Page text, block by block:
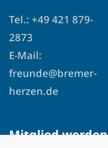
Tel.: +49 421 879-
2873
E-Mail:
freunde@bremer-
herzen.de
Mitglied werden